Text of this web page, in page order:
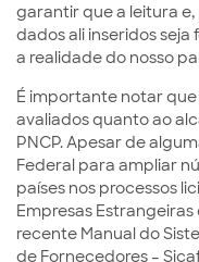
garantir que a leitura
dados ali inseridos
a realidade do nosso
É importante notar
avaliados quanto ao
PNCP. Apesar de
Federal para ampliar
países nos processos
Empresas
recente Manual do
de Fornecedores –